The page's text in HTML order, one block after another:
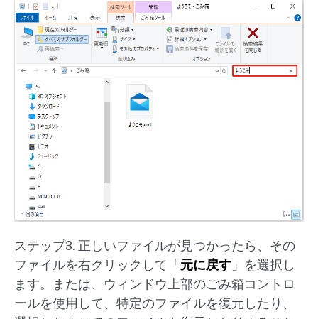
ステップ3. 正しいファイルが見つかったら、その
ファイルを右クリックして「 元に戻す 」を選択し
ます。または、ウィンドウ上部のごみ箱コントロ
ールを使用して、特定のファイルを復元したり、